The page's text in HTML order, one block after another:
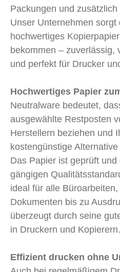
Packungen und
Unser Unternehmen sorgt
hochwertiges
bekommen – zuverlässig,
und perfekt für Drucker
Hochwertiges Papier
Neutralware bedeutet,
ausgewählte Restposten
Herstellern beziehen und
kostengünstige
Das Papier ist geprüft und
gängigen
ideal für alle
Dokumenten bis zu
überzeugt durch seine
in Druckern und Kopierern.
Effizient drucken ohne